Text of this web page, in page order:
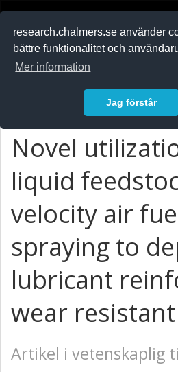
research.chalmers.se använder
bättre funktionalitet och
Mer information
Jag förstår
Novel
liquid
velocity air
spraying to
lubricant
wear
Artikel i vetenskaplig